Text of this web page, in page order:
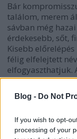
Blog - Do Not
If you wish to opt-
processing of your
Bár
találom, merem
sávban még
érdekesebb, sőt,
Kisebb
félig elfelejtett
elfogyaszthatjuk.
sok neki, most
(1800 Ft., Spar)